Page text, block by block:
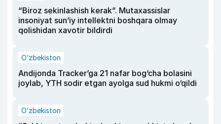
“Biroz sekinlashish kerak”. Mutaxassislar
insoniyat sun’iy intellektni boshqara olmay
qolishidan xavotir bildirdi
O‘zbekiston
Andijonda Tracker’ga 21 nafar bog‘cha bolasini
joylab, YTH sodir etgan ayolga sud hukmi o‘qildi
O‘zbekiston